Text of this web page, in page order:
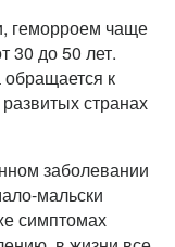
геморроем чаще
30 до 50 лет.
к
странах
заболевании
мальски
симптомах